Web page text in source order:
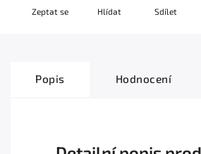
Zeptat se Hlídat Sdílet
Popis Hodnocení